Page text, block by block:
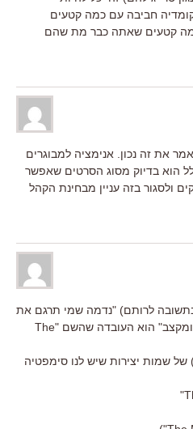
חביבה עם כמה קטעים
קטעים שאתה כבר מת שהם
את זה נכון. אנימציה למבוגרים
הוא בדיוק מסוג הסרטים שאפשר
ולסגור בזה עניין מבחינת הקהל
לרותם) "נדמה שמי תרגם את
השם היה נטול כל רגישות לשפה ומקצב" הוא העובדה שהשם "The
שמות יצירות שיש לנו סימפטיה